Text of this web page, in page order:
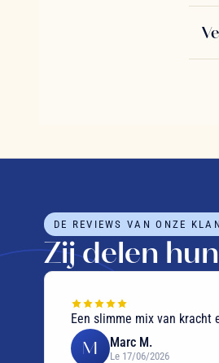
DE REVIEWS VAN ONZE
Zij delen
Een slimme mix van kracht
M Marc M.
Le 17/06/2026